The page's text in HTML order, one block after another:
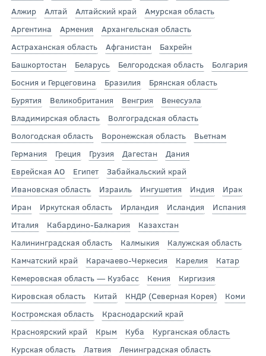
Алжир
Алтай Алтайский край
Амурская область
Аргентина
Армения
Архангельская область
Астраханская область
Афганистан
Бахрейн
Башкортостан
Беларусь Белгородская область
Болгария
Босния и Герцеговина
Бразилия
Брянская область
Бурятия
Великобритания Венгрия
Венесуэла
Владимирская область
Волгоградская область
Вологодская область
Воронежская область
Вьетнам
Германия
Греция Грузия Дагестан
Дания
Еврейская АО
Египет
Забайкальский край
Ивановская область
Израиль Ингушетия Индия
Ирак
Иран
Иркутская область Ирландия Исландия
Испания
Италия
Кабардино-Балкария
Казахстан
Калининградская область
Калмыкия
Калужская область
Камчатский край
Карачаево-Черкесия Карелия
Катар
Кемеровская область — Кузбасс
Кения
Киргизия
Кировская область
Китай КНДР (Северная Корея)
Коми
Костромская область
Краснодарский край
Красноярский край
Крым Куба
Курганская область
Курская область
Латвия
Ленинградская область